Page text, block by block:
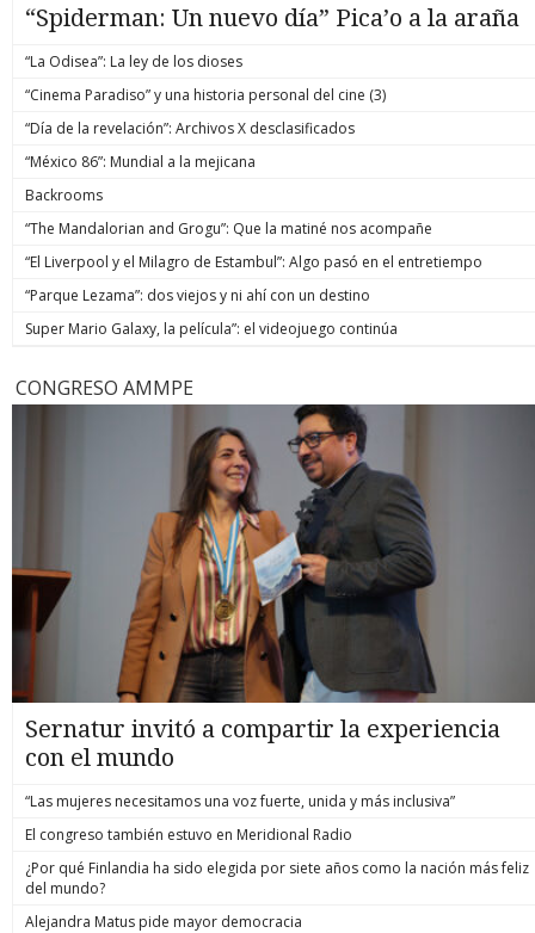
“Spiderman: Un nuevo día” Pica’o a la araña
“La Odisea”: La ley de los dioses
“Cinema Paradiso” y una historia personal del cine (3)
“Día de la revelación”: Archivos X desclasificados
“México 86”: Mundial a la mejicana
Backrooms
“The Mandalorian and Grogu”: Que la matiné nos acompañe
“El Liverpool y el Milagro de Estambul”: Algo pasó en el entretiempo
“Parque Lezama”: dos viejos y ni ahí con un destino
Super Mario Galaxy, la película”: el videojuego continúa
CONGRESO AMMPE
Sernatur invitó a compartir la experiencia
con el mundo
“Las mujeres necesitamos una voz fuerte, unida y más inclusiva”
El congreso también estuvo en Meridional Radio
¿Por qué Finlandia ha sido elegida por siete años como la nación más feliz
del mundo?
Alejandra Matus pide mayor democracia